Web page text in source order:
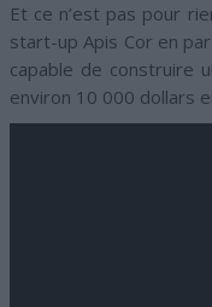
Et ce n’est pas pour
start-up Apis Cor en
capable de construire
environ 10 000 dollars